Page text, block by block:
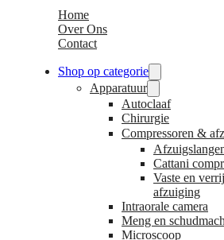
Home
Over Ons
Contact
Shop op categorie
Apparatuur
Autoclaaf
Chirurgie
Compressoren &
Cattani
Vaste en
afzuiging
Intraorale camera
Meng en
Microscoop